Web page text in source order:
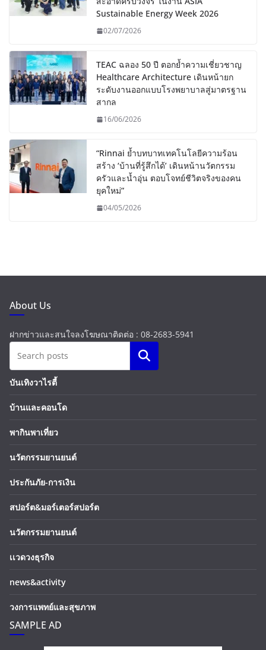
Sustainable Energy Week 2026
02/07/2026
TEAC ฉลอง 50 ปี ตอกย้ำความเชี่ยวชาญ
Healthcare Architecture เดินหน้ายก
ระดับงานออกแบบโรงพยาบาลสู่มาตรฐาน
สากล
16/06/2026
“Rinnai ย้ำบทบาทเทคโนโลยีความร้อน
สร้าง ‘บ้านที่รู้สึกได้’ เดินหน้านวัตกรรม
ครัวและน้ำอุ่น ตอบโจทย์ชีวิตจริงของคน
ยุคใหม่”
04/05/2026
About Us
ฝากข่าวและสนใจลงโฆษณาติดต่อ : 08-2683-5941
Search
บันเทิงวาไรตี้
บ้านและคอนโด
พากินพาเที่ยว
นวัตกรรมยานยนต์
ประกันภัย-การเงิน
สปอร์ต&มอร์เตอร์สปอร์ต
นวัตกรรมยานยนต์
เเวดวงธุรกิจ
news&activity
วงการแพทย์และสุขภาพ
SAMPLE AD